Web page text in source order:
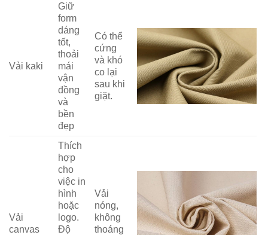
Vải kaki
Giữ
form
dáng
tốt,
thoải
mái
vận
đồng
và
bền
đẹp
Có thể
cứng
và khó
co lại
sau khi
giặt.
Vải
canvas
Thích
hợp
cho
việc in
hình
hoặc
logo.
Độ
Vải
nóng,
không
thoáng